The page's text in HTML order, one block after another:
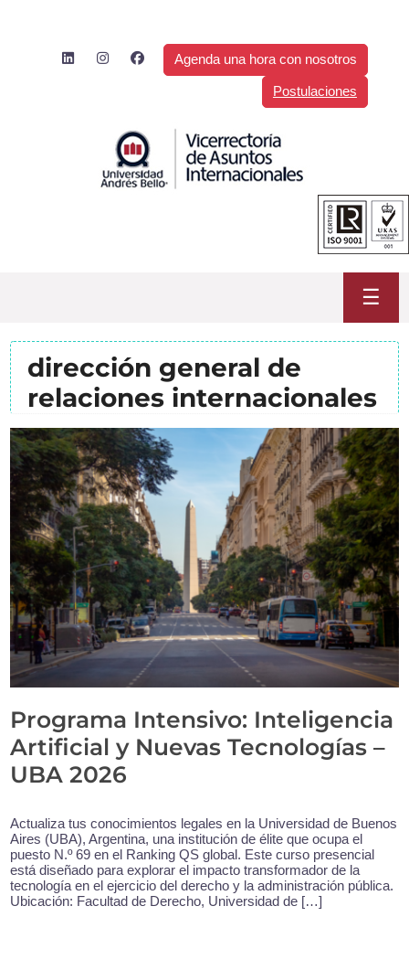
Agenda una hora con nosotros
Postulaciones
☰
dirección general de
relaciones internacionales
Programa Intensivo: Inteligencia
Artificial y Nuevas Tecnologías –
UBA 2026
Actualiza tus conocimientos legales en la Universidad de Buenos
Aires (UBA), Argentina, una institución de élite que ocupa el
puesto N.º 69 en el Ranking QS global. Este curso presencial
está diseñado para explorar el impacto transformador de la
tecnología en el ejercicio del derecho y la administración pública.
Ubicación: Facultad de Derecho, Universidad de […]